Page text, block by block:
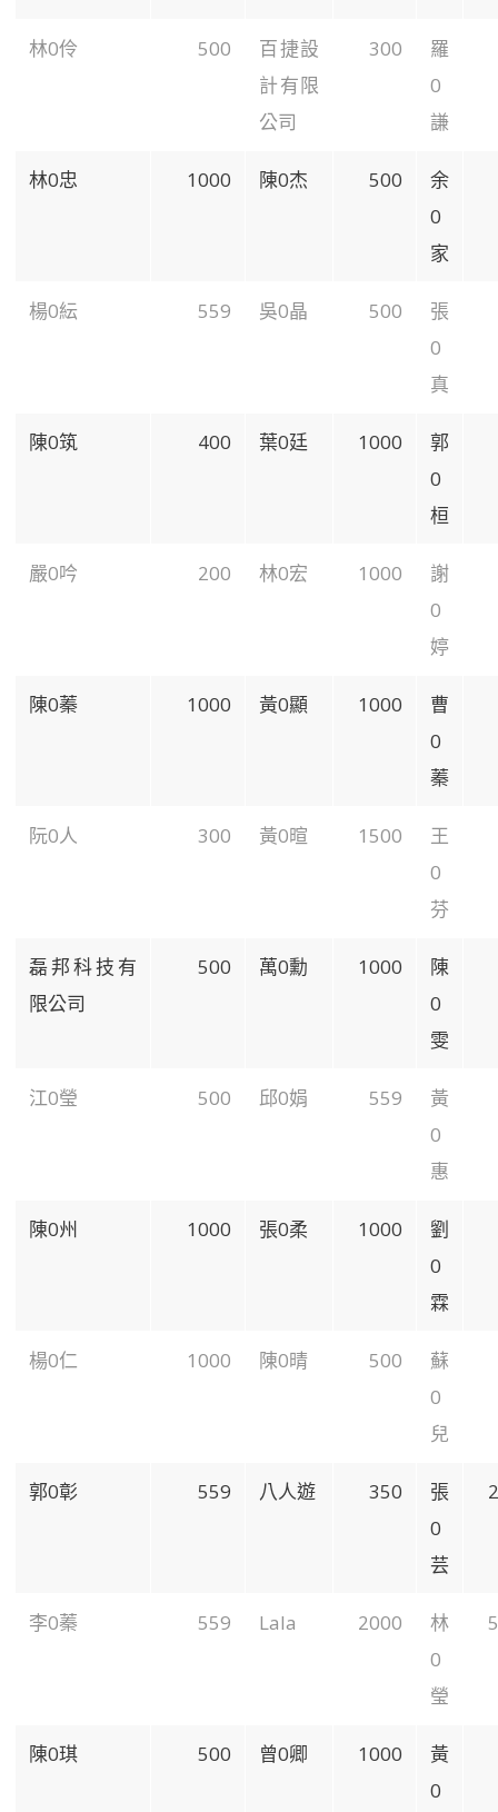
林0伶 500
百捷設
計有限
公司
300
羅
0
謙
林0忠 1000 陳0杰 500
余
0
家
楊0紜 559 吳0晶 500
張
0
真
陳0筑 400 葉0廷 1000
郭
0
桓
嚴0吟 200 林0宏 1000
謝
0
婷
陳0蓁 1000 黃0顯 1000
曹
0
蓁
阮0人 300 黃0暄 1500
王
0
芬
磊邦科技有
限公司
500 萬0勳 1000
陳
0
雯
江0瑩 500 邱0娟 559
黃
0
惠
陳0州 1000 張0柔 1000
劉
0
霖
楊0仁 1000 陳0晴 500
蘇
0
兒
郭0彰 559 八人遊 350
張
0
芸
李0蓁 559 Lala 2000
林
0
瑩
陳0琪 500 曾0卿 1000
黃
0